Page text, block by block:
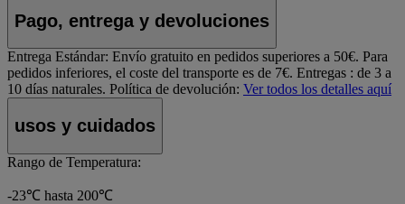
Pago, entrega y devoluciones
Entrega Estándar: Envío gratuito en pedidos superiores a 50€. Para
pedidos inferiores, el coste del transporte es de 7€. Entregas : de 3 a
10 días naturales. Política de devolución: Ver todos los detalles aquí
usos y cuidados
Rango de Temperatura:
-23℃ hasta 200℃